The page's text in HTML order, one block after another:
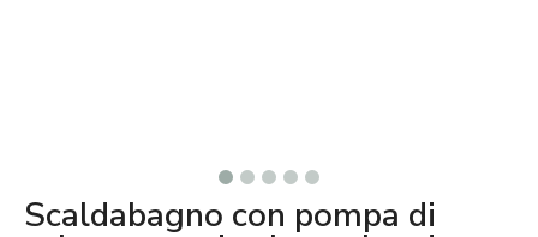
Scaldabagno con pompa di